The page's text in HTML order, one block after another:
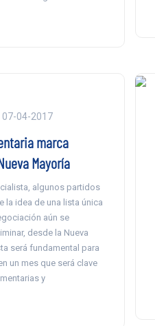
07-04-2017
marca
Mayoría
algunos partidos
la idea de una lista única
aún se
desde la Nueva
será fundamental para
un mes que será clave
y